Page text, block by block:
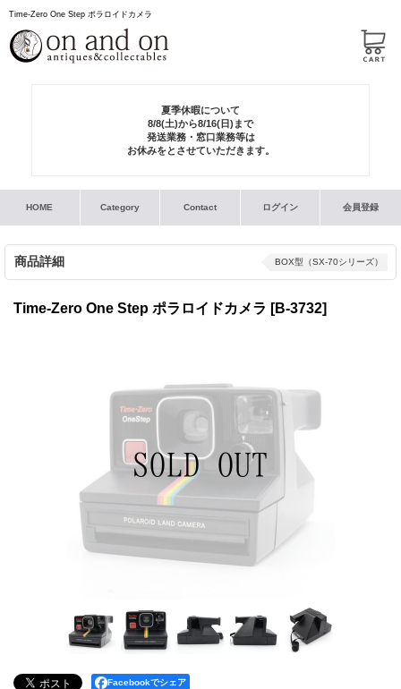
Time-Zero One Step ポラロイドカメラ
夏季休暇について
8/8(土)から8/16(日)まで
発送業務・窓口業務等は
お休みをとさせていただきます。
HOME Category Contact ログイン 会員登録
商品詳細 BOX型（SX-70シリーズ）
Time-Zero One Step ポラロイドカメラ [B-3732]
Facebookでシェア